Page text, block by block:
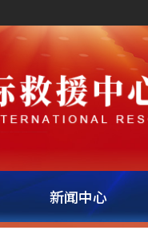
新闻中心